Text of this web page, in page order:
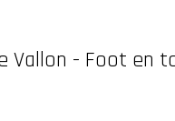
Vallon - Foot en